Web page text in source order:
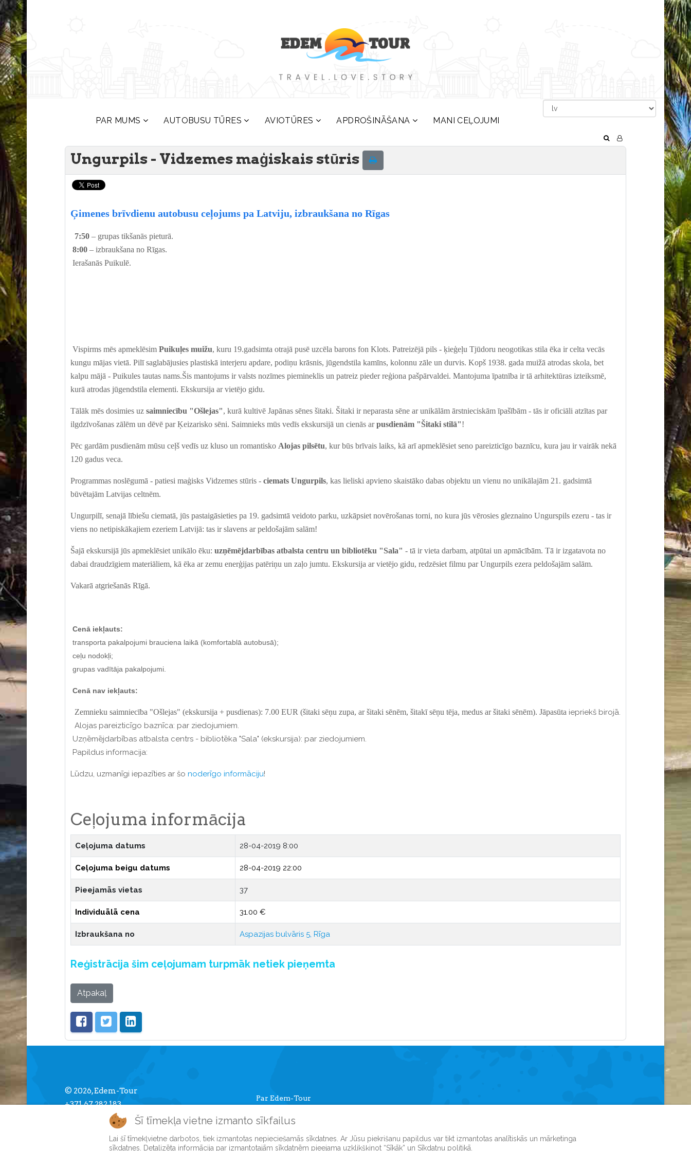
PAR MUMS AUTOBUSU TŪRES AVIOTŪRES APDROŠINĀŠANA MANI CEĻOJUMI
Ungurpils - Vidzemes maģiskais stūris
Ģimenes brīvdienu autobusu ceļojums pa Latviju, izbraukšana no Rīgas
7:50 – grupas tikšanās pieturā.
8:00 – izbraukšana no Rīgas.
Ierašanās Puikulē.
Vispirms mēs apmeklēsim Puikuļes muižu, kuru 19.gadsimta otrajā pusē uzcēla barons fon Klots. Patreizējā pils - ķieģeļu Tjūdoru neogotikas stila ēka ir celta vecās
kungu mājas vietā. Pilī saglabājusies plastiskā interjeru apdare, podiņu krāsnis, jūgendstila kamīns, kolonnu zāle un durvis. Kopš 1938. gada muižā atrodas skola, bet
kalpu mājā - Puikules tautas nams.Šis mantojums ir valsts nozīmes piemineklis un patreiz pieder reģiona pašpārvaldei. Mantojuma īpatnība irtā arhitektūras izteiksmē,
kurā atrodas jūgendstila elementi. Ekskursija ar vietējo gidu.
Tālāk mēs dosimies uz saimniecību "Ošlejas", kurā kultivē Japānas sēnes šitaki. Šitaki ir neparasta sēne ar unikālām ārstnieciskāmīpašībām - tās ir oficiāli atzītas par
ilgdzīvošanas zālēm un dēvē par Ķeizarisko sēni. Saimnieks mūs vedīs ekskursijā un cienās arpusdienām "Šitaki stilā"!
Pēc gardām pusdienām mūsu ceļš vedīs uz kluso un romantisko Alojas pilsētu, kur būs brīvais laiks, kā arīapmeklēsiet seno pareizticīgo baznīcu, kura jau ir vairāk nekā
120 gadus veca.
Programmas noslēgumā - patiesi maģisks Vidzemes stūris - ciemats Ungurpils, kas lieliski apvieno skaistāko dabas objektu un vienu no unikālajām 21. gadsimtā
būvētajām Latvijas celtnēm.
Ungurpilī, senajā lībiešu ciematā, jūs pastaigāsieties pa 19. gadsimtā veidoto parku, uzkāpsiet novērošanas torni, no kura jūs vērosies gleznaino Ungurspils ezeru - tas ir
viens no netipiskākajiem ezeriem Latvijā: tas ir slavens ar peldošajām salām!
Šajā ekskursijā jūs apmeklēsiet unikālo ēku: uzņēmējdarbības atbalsta centru un bibliotēku "Sala" - tā ir vieta darbam, atpūtai un apmācībām. Tā ir izgatavota no
dabai draudzīgiem materiāliem, kā ēka ar zemu enerģijas patēriņu un zaļo jumtu. Ekskursija ar vietējo gidu, redzēsiet filmu par Ungurpils ezera peldošajām salām.
Vakarā atgriešanās Rīgā.
Cenā iekļauts:
transporta pakalpojumi brauciena laikā (komfortablā autobusā);
ceļu nodokļi;
grupas vadītāja pakalpojumi.
Cenā nav iekļauts:
Zemnieku saimniecība "Ošlejas" (ekskursija + pusdienas): 7.00 EUR (šitaki sēņu zupa, ar šitaki sēnēm, šitakīsēņu tēja, medus ar šitaki sēnēm). Jāpasūta iepriekš birojā.
Alojas pareizticīgo baznīca: par ziedojumiem.
Uzņēmējdarbības atbalsta centrs - bibliotēka "Sala" (ekskursija): par ziedojumiem.
Papildus informacija:
Lūdzu, uzmanīgi iepazīties ar šo noderīgo informāciju!
Ceļojuma informācija
Ceļojuma datums 28-04-2019 8:00
Ceļojuma beigu datums 28-04-2019 22:00
Pieejamās vietas 37
Individuālā cena 31.00 €
Izbraukšana no Aspazijas bulvāris 5, Rīga
Reģistrācija šim ceļojumam turpmāk netiek pieņemta
Atpakaļ
© 2026, Edem-Tour
+371 67 282 183
info [] edemtour.lv
Par Edem-Tour
Informācija ceļotājiem
Reģistreties mājaslappā
Šī tīmekļa vietne izmanto sīkfailus
Lai šī tīmekļvietne darbotos, tiek izmantotas nepieciešamās sīkdatnes. Ar Jūsu piekrišanu papildus var tikt izmantotas analītiskās un mārketinga
sīkdatnes. Detalizēta informācija par izmantotajām sīkdatnēm pieejama uzklikšķinot “Sīkāk” un Sīkdatņu politikā.